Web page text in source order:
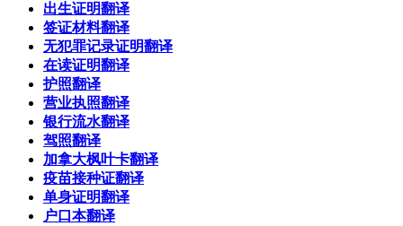
出生证明翻译
签证材料翻译
无犯罪记录证明翻译
在读证明翻译
护照翻译
营业执照翻译
银行流水翻译
驾照翻译
加拿大枫叶卡翻译
疫苗接种证翻译
单身证明翻译
户口本翻译